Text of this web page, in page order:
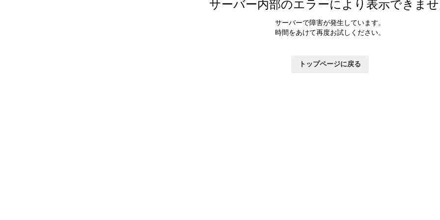
サーバー内部のエラーにより表示できま
サーバーで障害が発生しています。
時間をあけて再度お試しください。
トップページに戻る